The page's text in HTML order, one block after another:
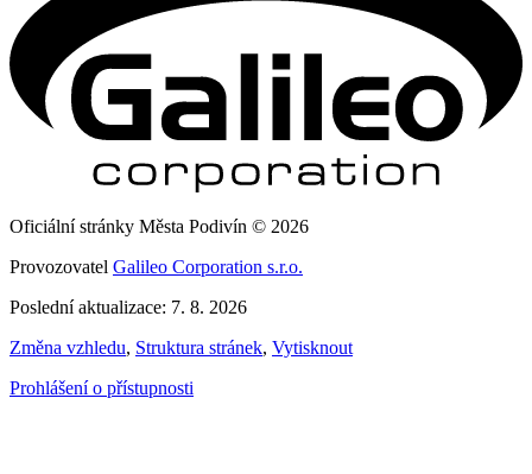
Oficiální stránky Města Podivín © 2026
Provozovatel Galileo Corporation s.r.o.
Poslední aktualizace: 7. 8. 2026
Změna vzhledu, Struktura stránek, Vytisknout
Prohlášení o přístupnosti